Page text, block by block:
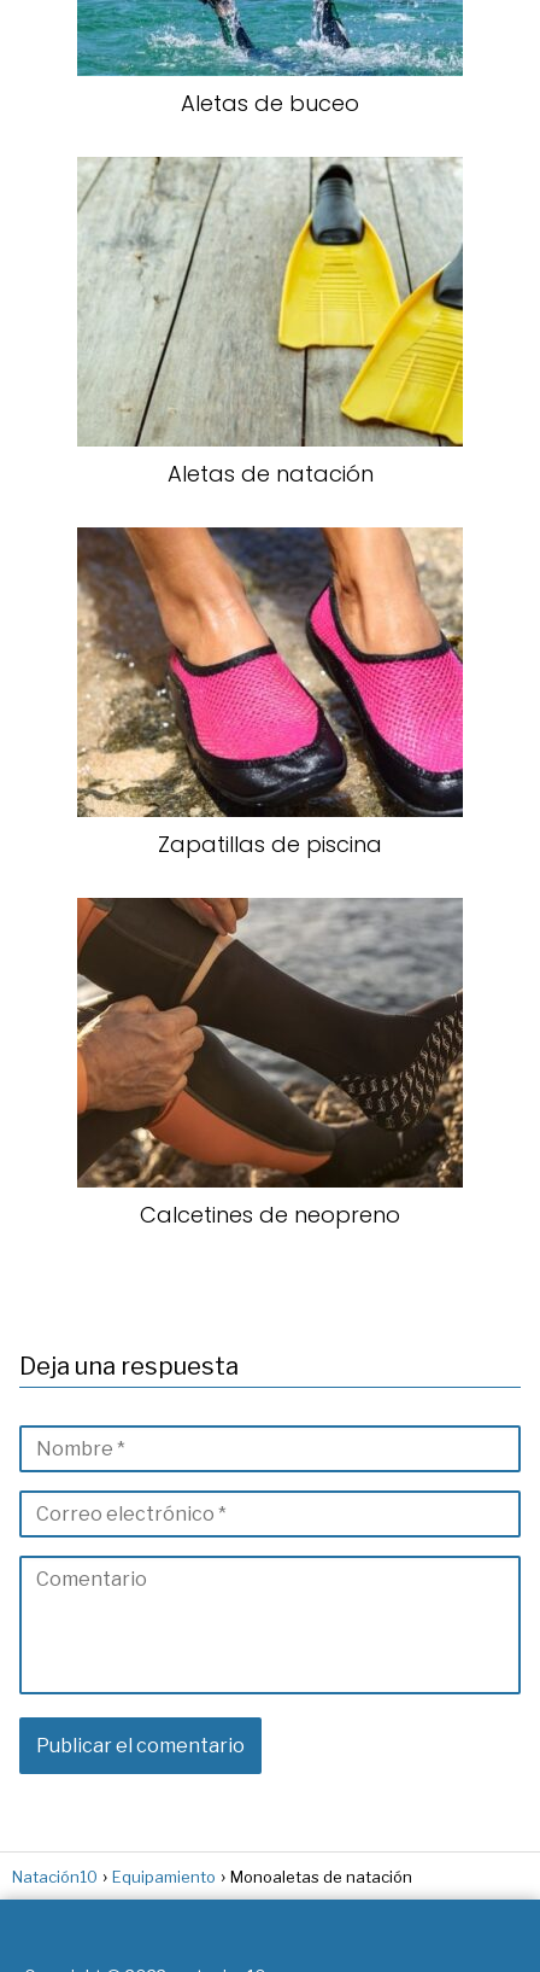
Aletas de buceo
Aletas de natación
Zapatillas de piscina
Calcetines de neopreno
Deja una respuesta
Natación10 Equipamiento Monoaletas de natación